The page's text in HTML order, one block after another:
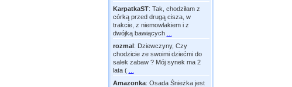
KarpatkaST: Tak, chodziłam z
córką przed drugą cisza, w
trakcie, z niemowlakiem i z
dwójką bawiących
rozmal: Dziewczyny, Czy
chodzicie ze swoimi dziećmi do
salek zabaw ? Mój synek ma 2
lata (
Amazonka: Osada Śnieżka jest